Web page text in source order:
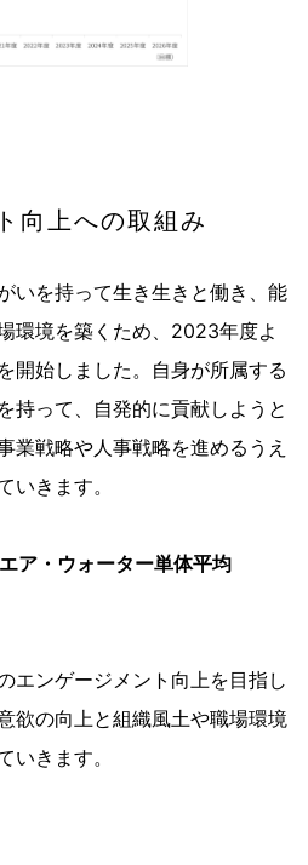
向上への取組み
いを持って生き生きと働き、能
環境を築くため、2023年度よ
開始しました。自身が所属する
持って、自発的に貢献しようと
業戦略や人事戦略を進めるうえ
いきます。
ア・ウォーター単体平均
エンゲージメント向上を目指し
欲の向上と組織風土や職場環境
いきます。